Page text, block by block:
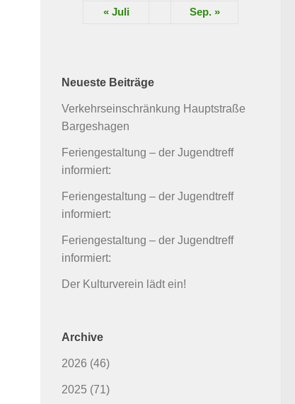
« Juli
Sep. »
Neueste Beiträge
Verkehrseinschränkung Hauptstraße
Bargeshagen
Feriengestaltung – der Jugendtreff
informiert:
Feriengestaltung – der Jugendtreff
informiert:
Feriengestaltung – der Jugendtreff
informiert:
Der Kulturverein lädt ein!
Archive
2026 (46)
2025 (71)